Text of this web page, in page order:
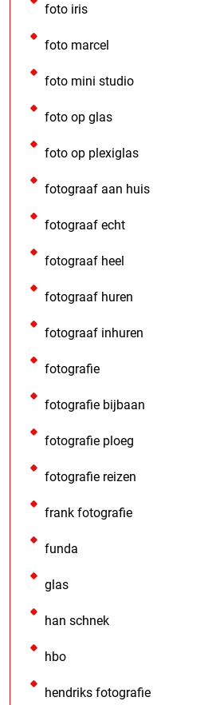
foto iris
foto marcel
foto mini studio
foto op glas
foto op plexiglas
fotograaf aan huis
fotograaf echt
fotograaf heel
fotograaf huren
fotograaf inhuren
fotografie
fotografie bijbaan
fotografie ploeg
fotografie reizen
frank fotografie
funda
glas
han schnek
hbo
hendriks fotografie